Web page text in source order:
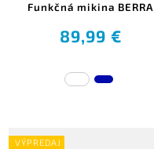
Funkčná mikina BERRA
89,99 €
VÝPREDAJ